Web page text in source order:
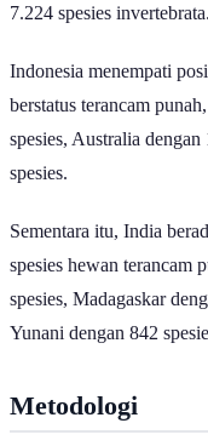
7.224 spesies invertebrata.
Indonesia menempati
berstatus terancam
spesies, Australia
spesies.
Sementara itu, India
spesies hewan terancam
spesies, Madagaskar
Yunani dengan 842
Metodologi